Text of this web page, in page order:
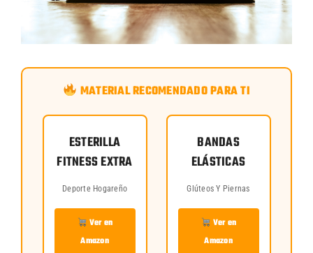
MATERIAL RECOMENDADO PARA TI
ESTERILLA
FITNESS EXTRA
Deporte Hogareño
Ver en
Amazon
BANDAS
ELÁSTICAS
Glúteos Y Piernas
Ver en
Amazon